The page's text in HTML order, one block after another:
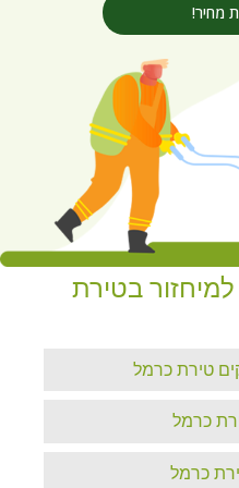
בטירת
טירת כרמל
כרמל
כרמל